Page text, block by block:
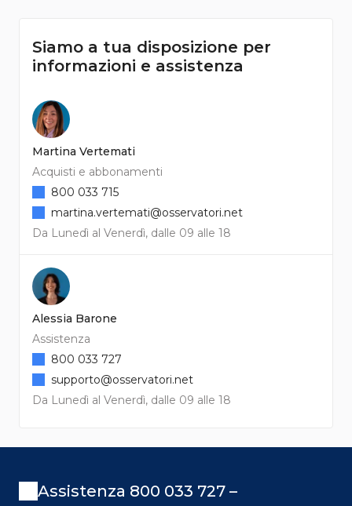
Siamo a tua disposizione per
informazioni e assistenza
Martina Vertemati
Acquisti e abbonamenti
Da Lunedì al Venerdì, dalle 09 alle 18
800 033 715
martina.vertemati@osservatori.net
Alessia Barone
Assistenza
Da Lunedì al Venerdì, dalle 09 alle 18
800 033 727
supporto@osservatori.net
Assistenza 800 033 727 –